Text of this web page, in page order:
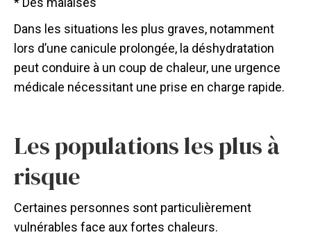
Dans les situations les plus graves, notamment
lors d’une canicule prolongée, la déshydratation
peut conduire à un coup de chaleur, une urgence
médicale nécessitant une prise en charge rapide.
Les populations les plus à
risque
Certaines personnes sont particulièrement
vulnérables face aux fortes chaleurs.